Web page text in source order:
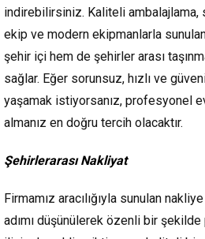
indirebilirsiniz. Kaliteli ambalajlama,
ekip ve modern ekipmanlarla
şehir içi hem de şehirler arası
sağlar. Eğer sorunsuz, hızlı ve
yaşamak istiyorsanız, profesyonel
almanız en doğru tercih olacaktır.
Şehirlerarası Nakliyat
Firmamız aracılığıyla sunulan
adımı düşünülerek özenli bir şekilde